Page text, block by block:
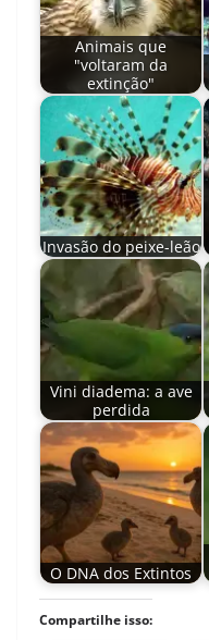
Animais que
"voltaram da
extinção"
Invasão do peixe-leão
Vini diadema: a ave
perdida
O DNA dos Extintos
Compartilhe isso: